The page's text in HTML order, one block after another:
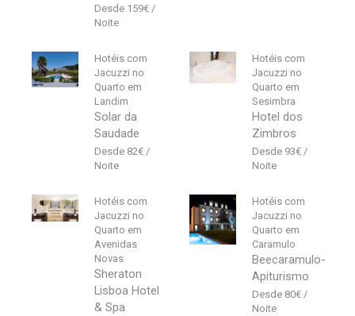
159€
Hotéis com
Jacuzzi no
Quarto em
Landim
Solar da
Saudade
82€
Hotéis com
Jacuzzi no
Quarto em
Sesimbra
Hotel dos
Zimbros
93€
Hotéis com
Jacuzzi no
Quarto em
Avenidas
Novas
Sheraton
Lisboa Hotel
& Spa
Hotéis com
Jacuzzi no
Quarto em
Caramulo
Beecaramulo-
Apiturismo
80€